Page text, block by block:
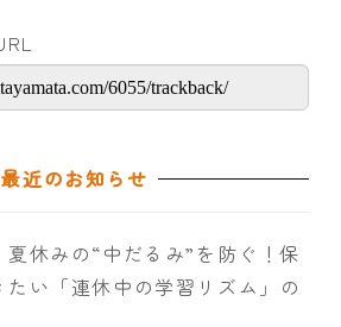
最近のお知らせ
夏休みの“中だるみ”を防ぐ！保
い「連休中の学習リズム」の